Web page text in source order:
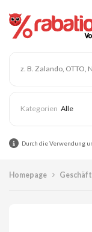
Alle
Durch die Verwendung
Homepage